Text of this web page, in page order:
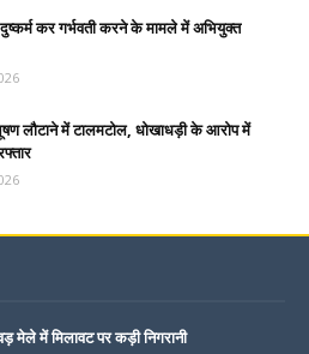
कर गर्भवती करने के मामले में अभियुक्त
लौटाने में टालमटोल, धोखाधड़ी के आरोप में
मेले में मिलावट पर कड़ी निगरानी